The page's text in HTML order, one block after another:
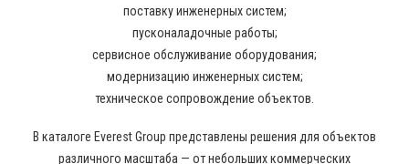
поставку инженерных систем;
пусконаладочные работы;
сервисное обслуживание оборудования;
модернизацию инженерных систем;
техническое сопровождение объектов.
В каталоге Everest Group представлены решения для объектов
различного масштаба — от небольших коммерческих